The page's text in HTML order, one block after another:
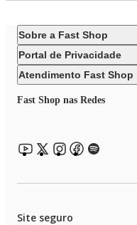
Sobre a Fast Shop
Portal de Privacidade
Atendimento Fast Shop
Fast Shop nas Redes
Site seguro